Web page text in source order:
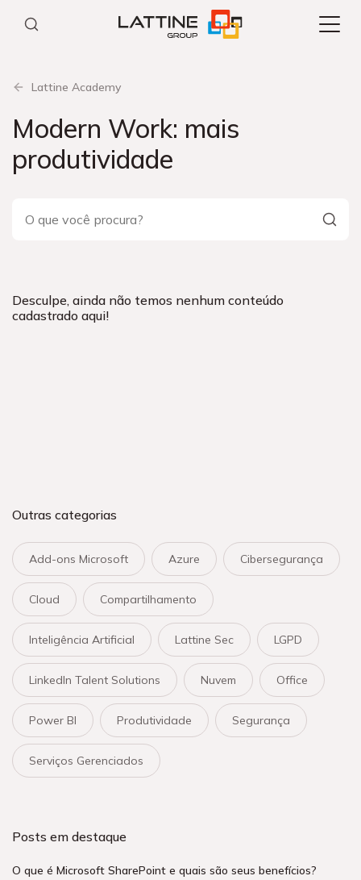
Lattine Academy
Modern Work: mais
produtividade
Desculpe, ainda não temos nenhum conteúdo
cadastrado aqui!
Outras categorias
Add-ons Microsoft Azure Cibersegurança
Cloud Compartilhamento
Inteligência Artificial Lattine Sec LGPD
LinkedIn Talent Solutions Nuvem Office
Power BI Produtividade Segurança
Serviços Gerenciados
Posts em destaque
O que é Microsoft SharePoint e quais são seus benefícios?